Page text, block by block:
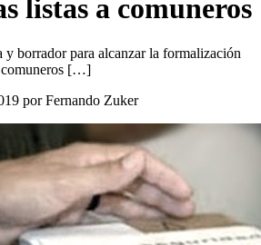
listas a comuneros
y borrador para alcanzar la formalización
comuneros […]
por Fernando Zuker